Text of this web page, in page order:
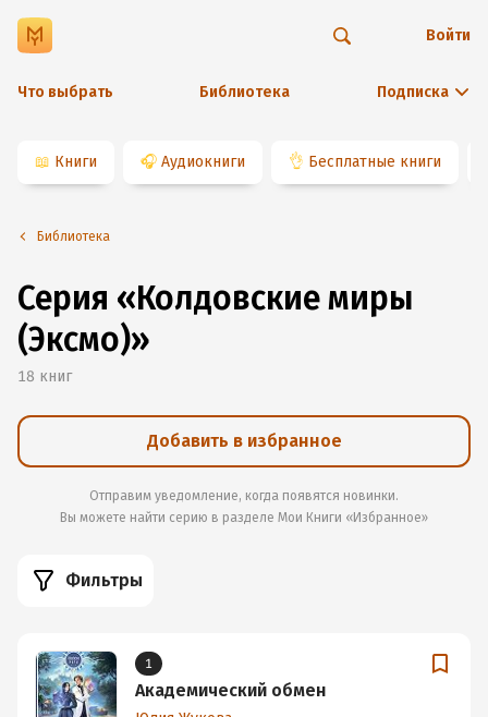
Что выбрать Библиотека Подписка
Войти
📖 Книги 🎧 Аудиокниги 👌 Бесплатные книги
Библиотека
Серия «Колдовские миры
(Эксмо)»
18 книг
Добавить в избранное
Отправим уведомление, когда появятся новинки.
Вы можете найти серию в разделе Мои Книги «Избранное»
Фильтры
1
Академический обмен